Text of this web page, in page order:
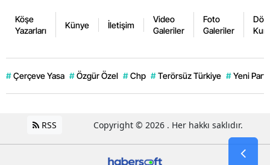
Köşe
Yazarları
Künye İletişim
Video
Galeriler
Foto
Galeriler
# Çerçeve Yasa # Özgür Özel # Chp # Terörsüz Türkiye # Yeni Parti
RSS Copyright © 2026 . Her hakkı saklıdır.